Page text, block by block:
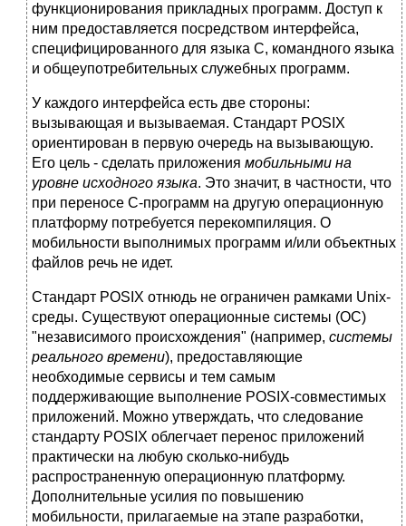
функционирования прикладных программ. Доступ к
ним предоставляется посредством интерфейса,
специфицированного для языка C, командного языка
и общеупотребительных служебных программ.
У каждого интерфейса есть две стороны:
вызывающая и вызываемая. Стандарт POSIX
ориентирован в первую очередь на вызывающую.
Его цель - сделать приложения мобильными на
уровне исходного языка. Это значит, в частности, что
при переносе C-программ на другую операционную
платформу потребуется перекомпиляция. О
мобильности выполнимых программ и/или объектных
файлов речь не идет.
Стандарт POSIX отнюдь не ограничен рамками Unix-
среды. Существуют операционные системы (ОС)
"независимого происхождения" (например, системы
реального времени), предоставляющие
необходимые сервисы и тем самым
поддерживающие выполнение POSIX-совместимых
приложений. Можно утверждать, что следование
стандарту POSIX облегчает перенос приложений
практически на любую сколько-нибудь
распространенную операционную платформу.
Дополнительные усилия по повышению
мобильности, прилагаемые на этапе разработки,